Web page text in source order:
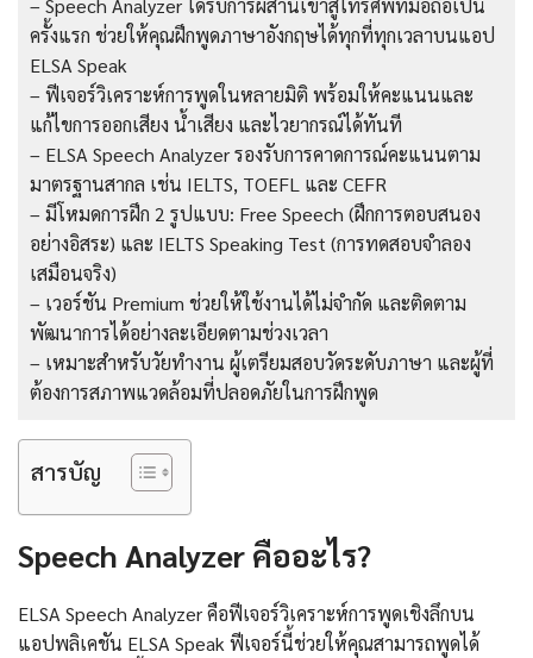
– Speech Analyzer ได้รับการผสานเข้าสู่โทรศัพท์มือถือเป็น
ครั้งแรก ช่วยให้คุณฝึกพูดภาษาอังกฤษได้ทุกที่ทุกเวลาบนแอป
ELSA Speak
– ฟีเจอร์วิเคราะห์การพูดในหลายมิติ พร้อมให้คะแนนและ
แก้ไขการออกเสียง น้ำเสียง และไวยากรณ์ได้ทันที
– ELSA Speech Analyzer รองรับการคาดการณ์คะแนนตาม
มาตรฐานสากล เช่น IELTS, TOEFL และ CEFR
– มีโหมดการฝึก 2 รูปแบบ: Free Speech (ฝึกการตอบสนอง
อย่างอิสระ) และ IELTS Speaking Test (การทดสอบจำลอง
เสมือนจริง)
– เวอร์ชัน Premium ช่วยให้ใช้งานได้ไม่จำกัด และติดตาม
พัฒนาการได้อย่างละเอียดตามช่วงเวลา
– เหมาะสำหรับวัยทำงาน ผู้เตรียมสอบวัดระดับภาษา และผู้ที่
ต้องการสภาพแวดล้อมที่ปลอดภัยในการฝึกพูด
สารบัญ
Speech Analyzer คืออะไร?
ELSA Speech Analyzer คือฟีเจอร์วิเคราะห์การพูดเชิงลึกบน
แอปพลิเคชัน ELSA Speak ฟีเจอร์นี้ช่วยให้คุณสามารถพูดได้